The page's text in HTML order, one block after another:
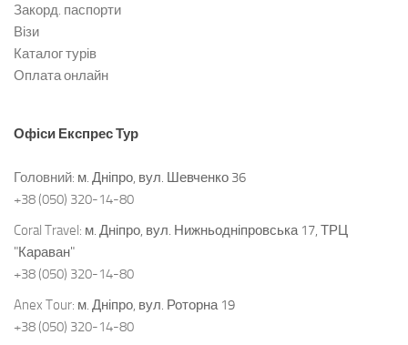
Закорд. паспорти
Візи
Каталог турів
Оплата онлайн
Офіси Експрес Тур
Головний: м. Дніпро, вул. Шевченко 36
+38 (050) 320-14-80
Coral Travel: м. Дніпро, вул. Нижньодніпровська 17, ТРЦ
"Караван"
+38 (050) 320-14-80
Anex Tour: м. Дніпро, вул. Роторна 19
+38 (050) 320-14-80